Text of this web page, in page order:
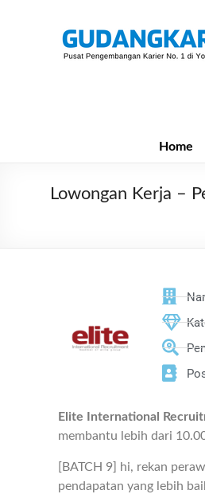
Home
Lowongan Kerja –
Elite International
membantu lebih dari
[BATCH 9] hi, rekan
pendapatan yang lebih